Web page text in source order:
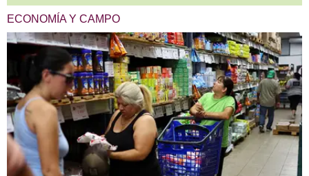
ECONOMÍA Y CAMPO